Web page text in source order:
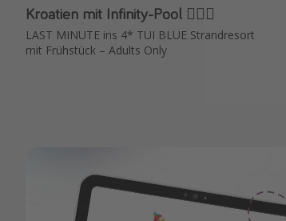
Kroatien mit Infinity-Pool 🏊🏻‍♂️
LAST MINUTE ins 4* TUI BLUE Strandresort
mit Frühstück – Adults Only